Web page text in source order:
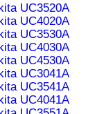
UC3520A
UC4020A
UC3530A
UC4030A
UC4530A
UC3041A
UC3541A
UC4041A